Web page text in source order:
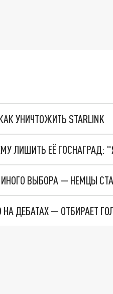
УНИЧТОЖИТЬ STARLINK